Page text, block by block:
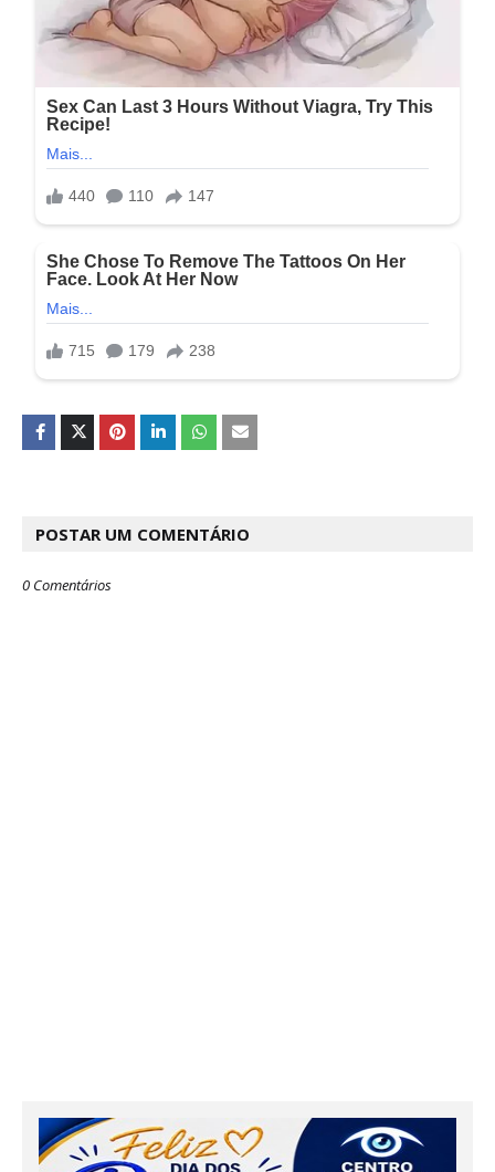
POSTAR UM COMENTÁRIO
0 Comentários